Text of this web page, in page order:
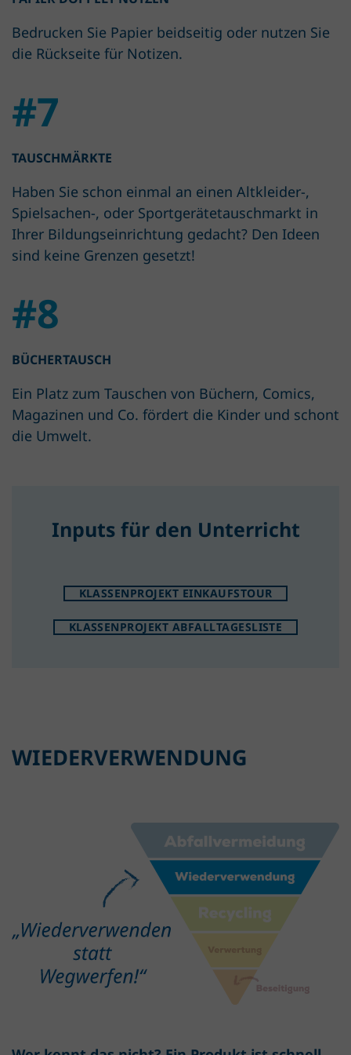
Bedrucken Sie Papier beidseitig oder nutzen Sie
die Rückseite für Notizen.
#7
TAUSCHMÄRKTE
Haben Sie schon einmal an einen Altkleider-,
Spielsachen-, oder Sportgerätetauschmarkt in
Ihrer Bildungseinrichtung gedacht? Den Ideen
sind keine Grenzen gesetzt!
#8
BÜCHERTAUSCH
Ein Platz zum Tauschen von Büchern, Comics,
Magazinen und Co. fördert die Kinder und schont
die Umwelt.
Inputs für den Unterricht
KLASSENPROJEKT EINKAUFSTOUR
KLASSENPROJEKT ABFALLTAGESLISTE
WIEDERVERWENDUNG